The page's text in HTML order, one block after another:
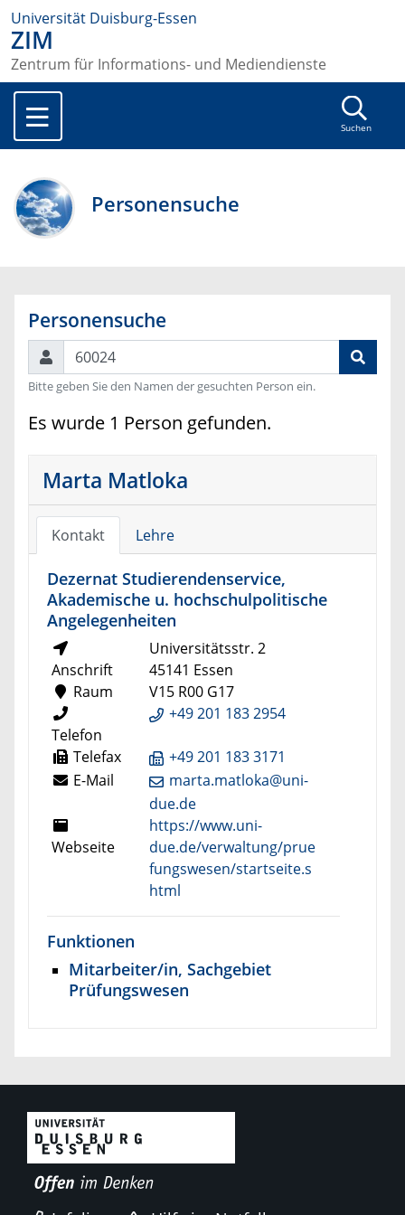
Universität Duisburg-Essen
ZIM
Zentrum für Informations- und Mediendienste
Suchen
Personensuche
Personensuche
Suchen
Bitte geben Sie den Namen der gesuchten Person ein.
Es wurde 1 Person gefunden.
Marta Matloka
Kontakt Lehre
Dezernat Studierendenservice,
Akademische u. hochschulpolitische
Angelegenheiten
Anschrift
Universitätsstr. 2
45141 Essen
Raum
V15 R00 G17
Telefon
+49 201 183 2954
Telefax
+49 201 183 3171
E-Mail
marta.matloka@uni-
due.de
Webseite
https://www.uni-
due.de/verwaltung/prue
fungswesen/startseite.s
html
Funktionen
Mitarbeiter/in, Sachgebiet
Prüfungswesen